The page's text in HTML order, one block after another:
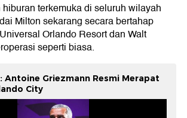
terkemuka di seluruh wilayah
Milton sekarang secara bertahap
Orlando Resort dan Walt
seperti biasa.
Antoine Griezmann Resmi Merapat
City